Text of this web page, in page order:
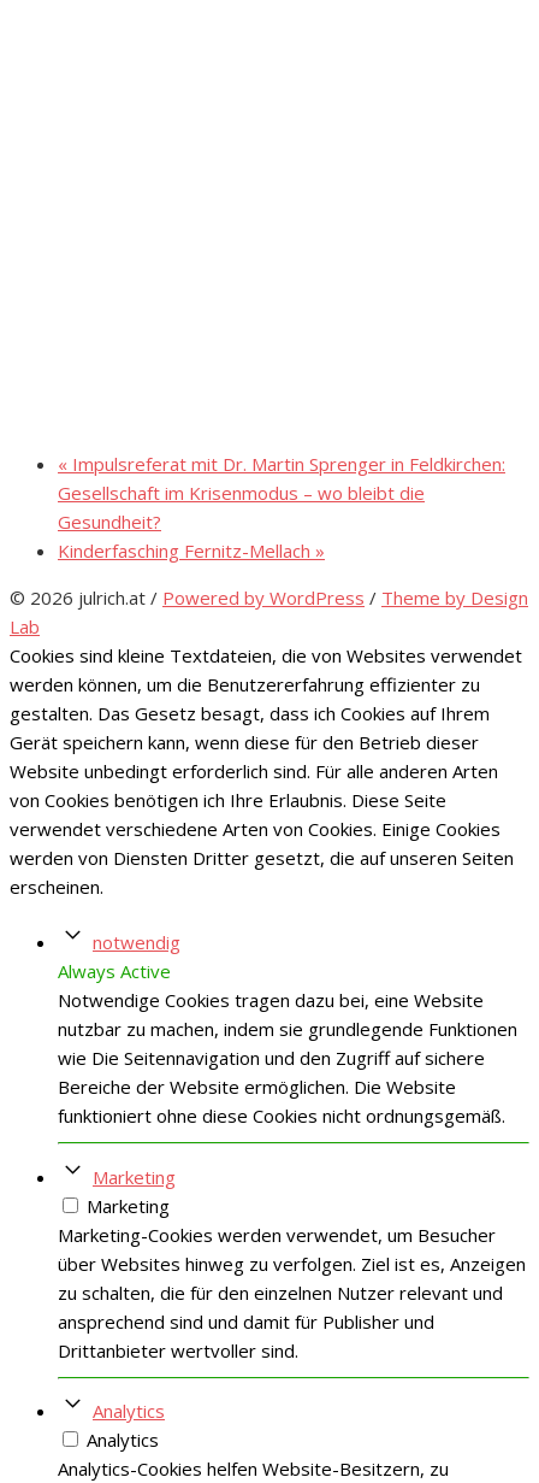
« Impulsreferat mit Dr. Martin Sprenger in Feldkirchen:
Gesellschaft im Krisenmodus – wo bleibt die
Gesundheit?
Kinderfasching Fernitz-Mellach »
© 2026 julrich.at / Powered by WordPress / Theme by Design
Lab
Cookies sind kleine Textdateien, die von Websites verwendet
werden können, um die Benutzererfahrung effizienter zu
gestalten. Das Gesetz besagt, dass ich Cookies auf Ihrem
Gerät speichern kann, wenn diese für den Betrieb dieser
Website unbedingt erforderlich sind. Für alle anderen Arten
von Cookies benötigen ich Ihre Erlaubnis. Diese Seite
verwendet verschiedene Arten von Cookies. Einige Cookies
werden von Diensten Dritter gesetzt, die auf unseren Seiten
erscheinen.
notwendig
Always Active
Notwendige Cookies tragen dazu bei, eine Website
nutzbar zu machen, indem sie grundlegende Funktionen
wie Die Seitennavigation und den Zugriff auf sichere
Bereiche der Website ermöglichen. Die Website
funktioniert ohne diese Cookies nicht ordnungsgemäß.
Marketing
Marketing
Marketing-Cookies werden verwendet, um Besucher
über Websites hinweg zu verfolgen. Ziel ist es, Anzeigen
zu schalten, die für den einzelnen Nutzer relevant und
ansprechend sind und damit für Publisher und
Drittanbieter wertvoller sind.
Analytics
Analytics
Analytics-Cookies helfen Website-Besitzern, zu